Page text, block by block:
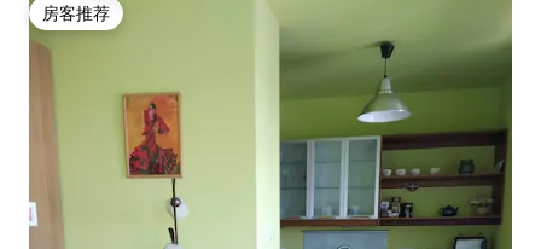
房客推荐
房客推荐